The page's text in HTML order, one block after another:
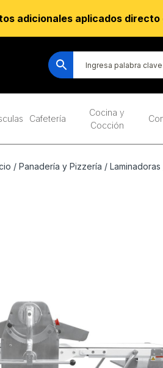
Cafetería
Cocina y
Cocción
/ Panadería y Pizzería / Laminadoras
adicionales aplicados